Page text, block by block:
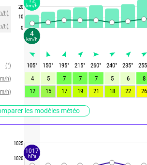
h)
h)
(°)
h)
h)
les modèles météo
20
10
0
1025
1020
105° 150° 195° 215° 260° 240° 235°
255
4
5 7 7 7 5 6
8
12
15 17 19 21 18 22 26
4
km/h
km/h
1017
hPa